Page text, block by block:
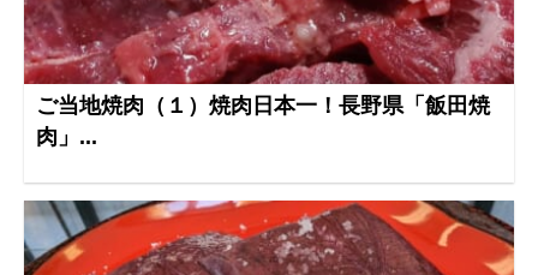
ご当地焼肉（１）焼肉日本一！長野県「飯田焼
肉」...